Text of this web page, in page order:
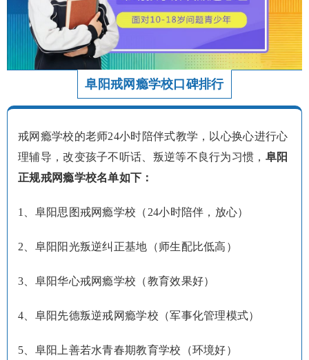
阜阳戒网瘾学校口碑排行
戒网瘾学校的老师24小时陪伴式教学，以心换心进行心
理辅导，改变孩子不听话、叛逆等不良行为习惯， 阜阳
正规戒网瘾学校名单如下：
1、阜阳思图戒网瘾学校（24小时陪伴，放心）
2、阜阳阳光叛逆纠正基地（师生配比低高）
3、阜阳华心戒网瘾学校（教育效果好）
4、阜阳先德叛逆戒网瘾学校（军事化管理模式）
5、阜阳上善若水青春期教育学校（环境好）